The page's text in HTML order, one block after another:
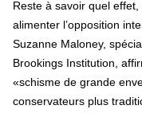
Reste à savoir quel
alimenter l’opposition
Suzanne Maloney,
Brookings Institution,
«schisme de grande
conservateurs plus